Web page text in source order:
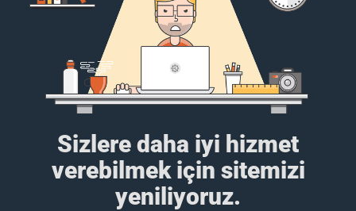
Sizlere daha iyi hizmet
verebilmek için sitemizi
yeniliyoruz.